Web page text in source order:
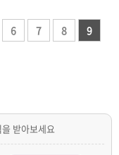
6 7 8
9
받아보세요